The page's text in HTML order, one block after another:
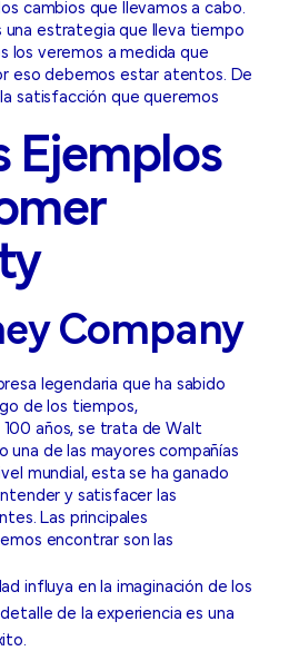
cambios que llevamos a cabo.
una estrategia que lleva tiempo
los veremos a medida que
eso debemos estar atentos. De
satisfacción que queremos
Ejemplos
Company
legendaria que ha sabido
de los tiempos,
años, se trata de Walt
una de las mayores compañías
mundial, esta se ha ganado
y satisfacer las
Las principales
encontrar son las
influya en la imaginación de los
de la experiencia es una